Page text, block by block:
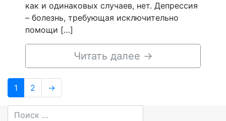
как и одинаковых случаев, нет. Депрессия
– болезнь, требующая исключительно
помощи […]
Читать далее →
Навигация
по
записям
Page
1 Page
2 →